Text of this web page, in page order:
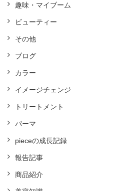
趣味・マイブーム
ビューティー
その他
ブログ
カラー
イメージチェンジ
トリートメント
パーマ
pieceの成長記録
報告記事
商品紹介